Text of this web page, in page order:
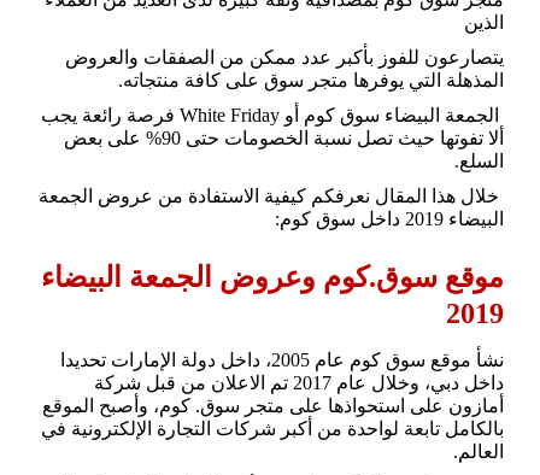
الذين
يتصارعون للفوز بأكبر عدد ممكن من الصفقات والعروض
المذهلة التي يوفرها متجر سوق على كافة منتجاته.
الجمعة البيضاء سوق كوم أو White Friday فرصة رائعة يجب
ألا تفوتها حيث تصل نسبة الخصومات حتى 90% على بعض
السلع.
خلال هذا المقال نعرفكم كيفية الاستفادة من عروض الجمعة
البيضاء 2019 داخل سوق كوم:
موقع سوق.كوم وعروض الجمعة البيضاء
2019
نشأ موقع سوق كوم عام 2005، داخل دولة الإمارات تحديدا
داخل دبي، وخلال عام 2017 تم الاعلان من قبل شركة
أمازون على استحواذها على متجر سوق. كوم، وأصبح الموقع
بالكامل تابعة لواحدة من أكبر شركات التجارة الإلكترونية في
العالم.